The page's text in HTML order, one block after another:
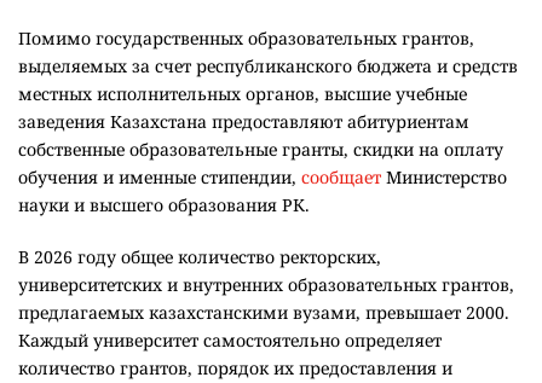
Помимо государственных образовательных грантов,
выделяемых за счет республиканского бюджета и средств
местных исполнительных органов, высшие учебные
заведения Казахстана предоставляют абитуриентам
собственные образовательные гранты, скидки на оплату
обучения и именные стипендии, сообщает Министерство
науки и высшего образования РК.
В 2026 году общее количество ректорских,
университетских и внутренних образовательных грантов,
предлагаемых казахстанскими вузами, превышает 2000.
Каждый университет самостоятельно определяет
количество грантов, порядок их предоставления и